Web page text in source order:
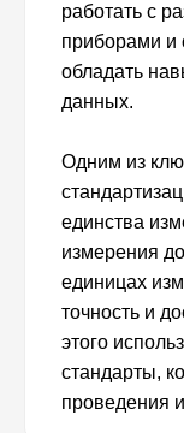
работать с
приборами и
обладать
данных.
Одним из
единства
измерения
единицах
точность и
этого
стандарты,
проведения